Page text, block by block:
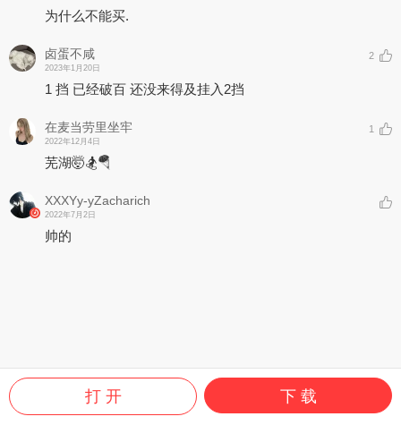
为什么不能买.
卤蛋不咸
2023年1月20日
2
1 挡 已经破百 还没来得及挂入2挡
在麦当劳里坐牢
2022年12月4日
1
芜湖🤯🏂🪂
XXXYy-yZacharich
2022年7月2日
帅的
打 开 下 载